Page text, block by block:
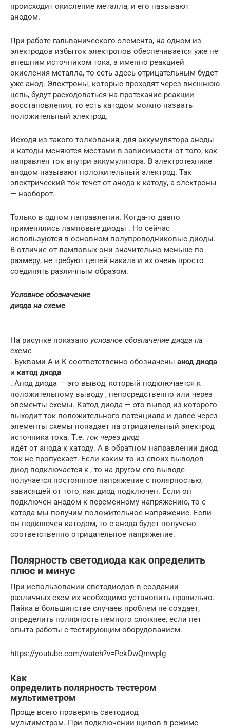
происходит окисление металла, и его называют
анодом.
При работе гальванического элемента, на одном из
электродов избыток электронов обеспечивается уже не
внешним источником тока, а именно реакцией
окисления металла, то есть здесь отрицательным будет
уже анод. Электроны, которые проходят через внешнюю
цепь, будут расходоваться на протекание реакции
восстановления, то есть катодом можно назвать
положительный электрод.
Исходя из такого толкования, для аккумулятора аноды
и катоды меняются местами в зависимости от того, как
направлен ток внутри аккумулятора. В электротехнике
анодом называют положительный электрод. Так
электрический ток течет от анода к катоду, а электроны
— наоборот.
Только в одном направлении. Когда-то давно
применялись ламповые диоды . Но сейчас
используются в основном полупроводниковые диоды.
В отличие от ламповых они значительно меньше по
размеру, не требуют цепей накала и их очень просто
соединять различным образом.
Условное обозначение
диода на схеме
На рисунке показано условное обозначение диода на
схеме
. Буквами А и К соответственно обозначены анод диода
и катод диода
. Анод диода — это вывод, который подключается к
положительному выводу , непосредственно или через
элементы схемы. Катод диода — это вывод из которого
выходит ток положительного потенциала и далее через
элементы схемы попадает на отрицательный электрод
источника тока. Т.е. ток через диод
идёт от анода к катоду. А в обратном направлении диод
ток не пропускает. Если каким-то из своих выводов
диод подключается к , то на другом его выводе
получается постоянное напряжение с полярностью,
зависящей от того, как диод подключен. Если он
подключен анодом к переменному напряжению, то с
катода мы получим положительное напряжение. Если
он подключен катодом, то с анода будет получено
соответственно отрицательное напряжение.
Полярность светодиода как определить
плюс и минус
При использовании светодиодов в создании
различных схем их необходимо установить правильно.
Пайка в большинстве случаев проблем не создает,
определить полярность немного сложнее, если нет
опыта работы с тестирующим оборудованием.
https://youtube.com/watch?v=PckDwQmwplg
Как
определить полярность тестером
мультиметром
Проще всего проверить светодиод
мультиметром. При подключении щипов в режиме